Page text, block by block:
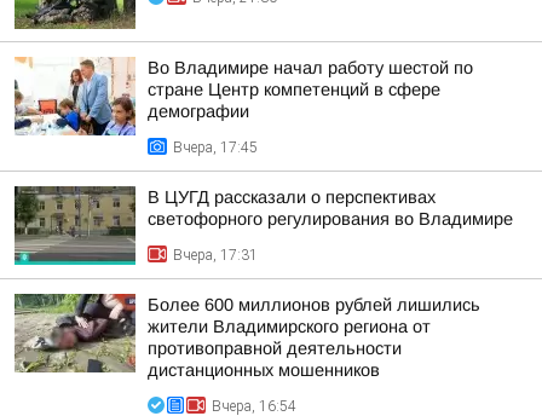
Во Владимире начал работу шестой по
стране Центр компетенций в сфере
демографии
Вчера, 17:45
В ЦУГД рассказали о перспективах
светофорного регулирования во Владимире
Вчера, 17:31
Более 600 миллионов рублей лишились
жители Владимирского региона от
противоправной деятельности
дистанционных мошенников
Вчера, 16:54